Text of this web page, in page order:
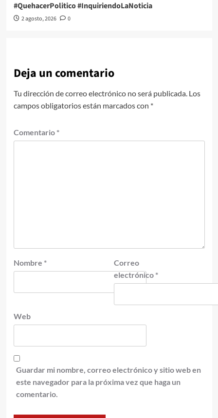
#QuehacerPolitico #InquiriendoLaNoticia
2 agosto, 2026 0
Deja un comentario
Tu dirección de correo electrónico no será publicada. Los
campos obligatorios están marcados con *
Comentario *
Nombre *
Correo
electrónico *
Web
Guardar mi nombre, correo electrónico y sitio web en
este navegador para la próxima vez que haga un
comentario.